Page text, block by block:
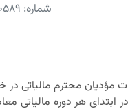
شماره: